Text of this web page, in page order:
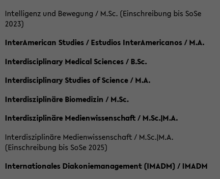
Intelligenz und Bewegung / M.Sc. (Einschreibung bis SoSe
2023)
InterAmerican Studies / Estudios InterAmericanos / M.A.
Interdisciplinary Medical Sciences / B.Sc.
Interdisciplinary Studies of Science / M.A.
Interdisziplinäre Biomedizin / M.Sc.
Interdisziplinäre Medienwissenschaft / M.Sc.|M.A.
Interdisziplinäre Medienwissenschaft / M.Sc.|M.A.
(Einschreibung bis SoSe 2025)
Internationales Diakoniemanagement (IMADM) / IMADM